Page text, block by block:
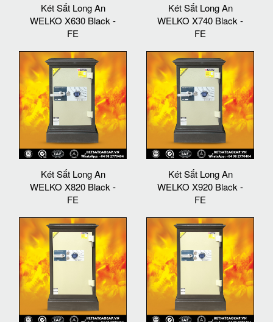
Két Sắt Long An
WELKO X630 Black -
FE
Két Sắt Long An
WELKO X740 Black -
FE
Két Sắt Long An
WELKO X820 Black -
FE
Két Sắt Long An
WELKO X920 Black -
FE